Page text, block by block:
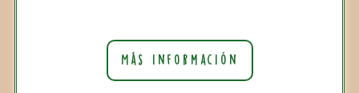
Más información